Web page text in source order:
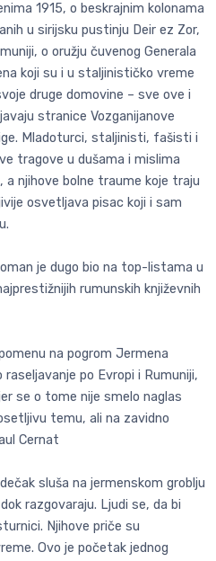
1915, o beskrajnim kolonama
u sirijsku pustinju Deir ez Zor,
o oružju čuvenog Generala
koji su i u staljinističko vreme
druge domovine – sve ove i
stranice Vozganijanove
Mladoturci, staljinisti, fašisti i
tragove u dušama i mislima
a njihove bolne traume koje traju
osvetljava pisac koji i sam
je dugo bio na top-listama u
rumunskih književnih
na pogrom Jermena
po Evropi i Rumuniji,
se o tome nije smelo naglas
temu, ali na zavidno
Cernat
sluša na jermenskom groblju
razgovaraju. Ljudi se, da bi
Njihove priče su
Ovo je početak jednog